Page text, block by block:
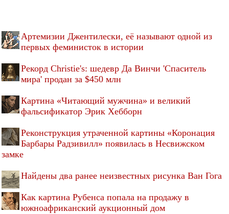
Артемизии Джентилески, её называют одной из
первых феминисток в истории
Рекорд Christie's: шедевр Да Винчи 'Спаситель
мира' продан за $450 млн
Картина «Читающий мужчина» и великий
фальсификатор Эрик Хебборн
Реконструкция утраченной картины «Коронация
Барбары Радзивилл» появилась в Несвижском
замке
Найдены два ранее неизвестных рисунка Ван Гога
Как картина Рубенса попала на продажу в
южноафриканский аукционный дом